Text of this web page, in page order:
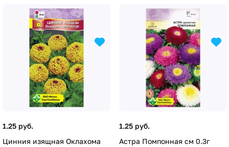
1.25 руб.
Цинния изящная Оклахома
1.25 руб.
Астра Помпонная см 0.3г